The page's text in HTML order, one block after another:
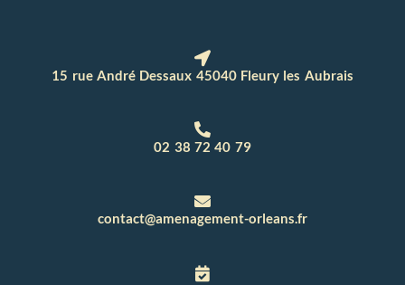
15 rue André Dessaux 45040 Fleury les Aubrais
02 38 72 40 79
contact@amenagement-orleans.fr